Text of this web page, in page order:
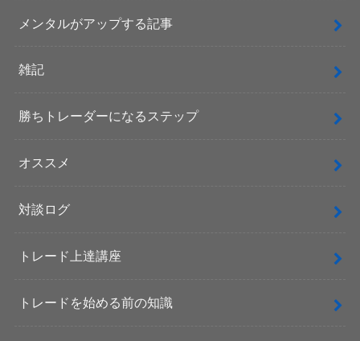
メンタルがアップする記事
雑記
勝ちトレーダーになるステップ
オススメ
対談ログ
トレード上達講座
トレードを始める前の知識